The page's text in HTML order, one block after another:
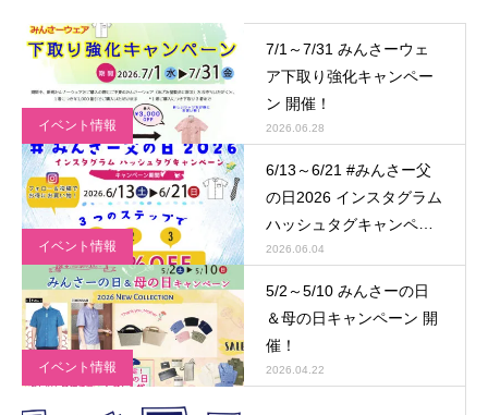
イベント情報
7/1～7/31 みんさーウェ
ア下取り強化キャンペー
ン 開催！
2026.06.28
イベント情報
6/13～6/21 #みんさー父
の日2026 インスタグラム
ハッシュタグキャンペー
ン 開催！
2026.06.04
イベント情報
5/2～5/10 みんさーの日
＆母の日キャンペーン 開
催！
2026.04.22